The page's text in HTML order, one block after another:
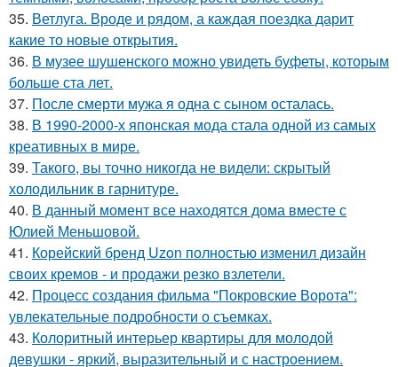
35. Ветлуга. Вроде и рядом, а каждая поездка дарит
какие то новые открытия.
36. В музее шушенского можно увидеть буфеты, которым
больше ста лет.
37. После смерти мужа я одна с сыном осталась.
38. В 1990-2000-х японская мода стала одной из самых
креативных в мире.
39. Такого, вы точно никогда не видели: скрытый
холодильник в гарнитуре.
40. В данный момент все находятся дома вместе с
Юлией Меньшовой.
41. Корейский бренд Uzon полностью изменил дизайн
своих кремов - и продажи резко взлетели.
42. Процесс создания фильма "Покровские Ворота":
увлекательные подробности о съемках.
43. Колоритный интерьер квартиры для молодой
девушки - яркий, выразительный и с настроением.